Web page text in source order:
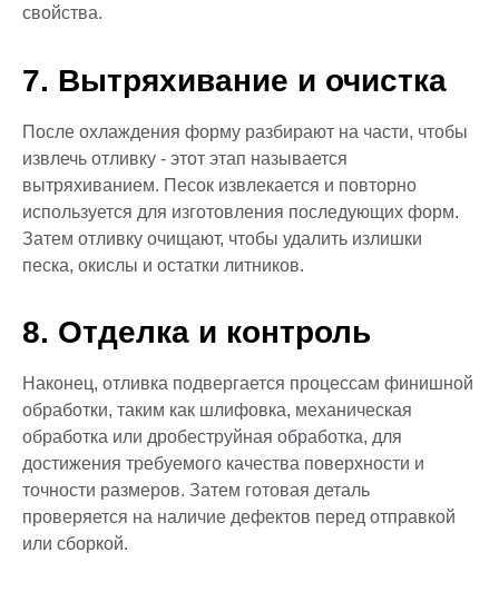
свойства.
7. Вытряхивание и очистка
После охлаждения форму разбирают на части, чтобы
извлечь отливку - этот этап называется
вытряхиванием. Песок извлекается и повторно
используется для изготовления последующих форм.
Затем отливку очищают, чтобы удалить излишки
песка, окислы и остатки литников.
8. Отделка и контроль
Наконец, отливка подвергается процессам финишной
обработки, таким как шлифовка, механическая
обработка или дробеструйная обработка, для
достижения требуемого качества поверхности и
точности размеров. Затем готовая деталь
проверяется на наличие дефектов перед отправкой
или сборкой.